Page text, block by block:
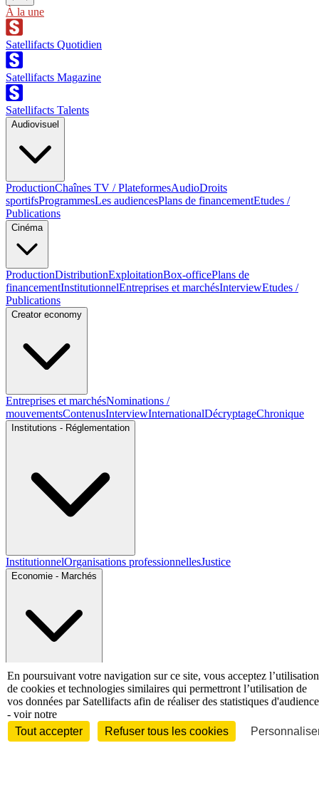
À la une
Satellifacts Quotidien
Satellifacts Magazine
Satellifacts Talents
Audiovisuel
ProductionChaînes TV / PlateformesAudioDroits
sportifsProgrammesLes audiencesPlans de financementEtudes /
Publications
Cinéma
ProductionDistributionExploitationBox-officePlans de
financementInstitutionnelEntreprises et marchésInterviewEtudes /
Publications
Creator economy
Entreprises et marchésNominations /
mouvementsContenusInterviewInternationalDécryptageChronique
Institutions - Réglementation
InstitutionnelOrganisations professionnellesJustice
Economie - Marchés
Entreprises et marchésTélécomsTechnologiesIndustries
techniquesDiversifications
International
En poursuivant votre navigation sur ce site, vous acceptez l’utilisation
de cookies et technologies similaires qui permettront l’utilisation de
vos données par Satellifacts afin de réaliser des statistiques d'audience
- voir notre
Tout accepter
Refuser tous les cookies